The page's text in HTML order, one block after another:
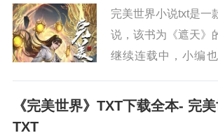
完美世界小说txt是一
说，该书为《遮天》
继续连载中，小编
续关注本站，新章节
《完美世界》TXT下载全本- 完
TXT